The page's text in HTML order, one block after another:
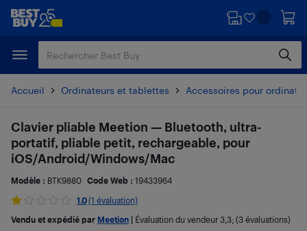
Passer
principal
Passer
Accueil Ordinateurs et tablettes Accessoires pour
Clavier pliable Meetion — Bluetooth, ultra-
portatif, pliable petit, rechargeable, pour
iOS/Android/Windows/Mac
Modèle : BTK9880 Code Web : 19433964
1.0(1 évaluation)
Vendu et expédié par Meetion Évaluation du vendeur 3,3; (3 évaluations)